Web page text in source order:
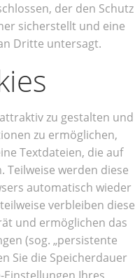
der den Schutz
sicherstellt und eine
Dritte untersagt.
zu gestalten und
zu ermöglichen,
Textdateien, die auf
Teilweise werden diese
automatisch wieder
verbleiben diese
und ermöglichen das
(sog. „persistente
Sie die Speicherdauer